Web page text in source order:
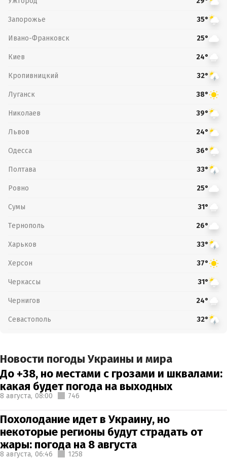
Запорожье 35°
Ивано-Франковск 25°
Киев 24°
Кропивницкий 32°
Луганск 38°
Николаев 39°
Львов 24°
Одесса 36°
Полтава 33°
Ровно 25°
Сумы 31°
Тернополь 26°
Харьков 33°
Херсон 37°
Черкассы 31°
Чернигов 24°
Севастополь 32°
Новости погоды Украины и мира
До +38, но местами с грозами и шквалами:
какая будет погода на выходных
8 августа, 08:00 746
Похолодание идет в Украину, но
некоторые регионы будут страдать от
жары: погода на 8 августа
8 августа, 06:46 1258